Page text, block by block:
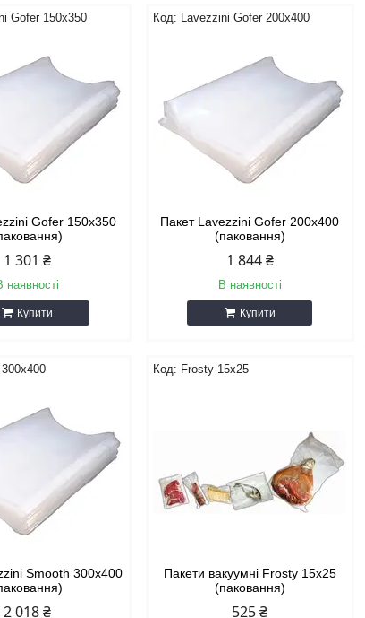
Gofer 150x350
Gofer 150x350
1 301 ₴
наявності
Купити
Lavezzini Gofer 200x400
Пакет Lavezzini Gofer 200x400
(паковання)
1 844 ₴
В наявності
Купити
Smooth 300x400
2 018 ₴
Frosty 15х25
Пакети вакуумні Frosty 15х25
(паковання)
525 ₴